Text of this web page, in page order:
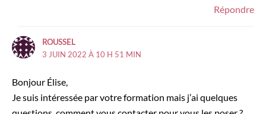
Répondre
ROUSSEL
3 JUIN 2022 À 10 H 51 MIN
Bonjour Élise,
Je suis intéressée par votre formation mais j’ai quelques